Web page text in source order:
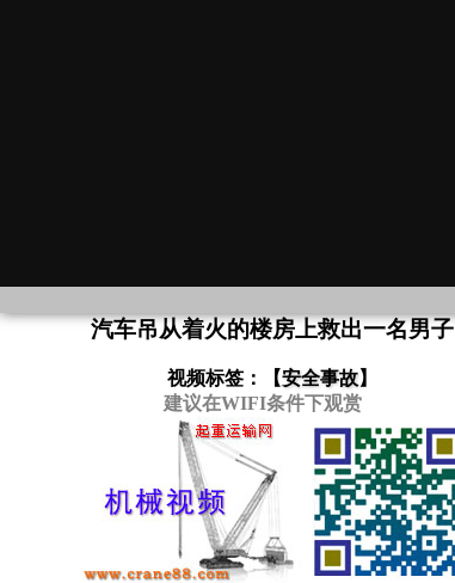
汽车吊从着火的楼房上救出一名男子
视频标签：【安全事故】
建议在WIFI条件下观赏